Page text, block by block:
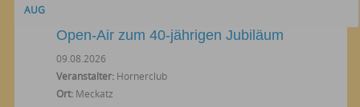
AUG
Open-Air zum 40-jährigen Jubiläum
09.08.2026
Veranstalter: Hornerclub
Ort: Meckatz